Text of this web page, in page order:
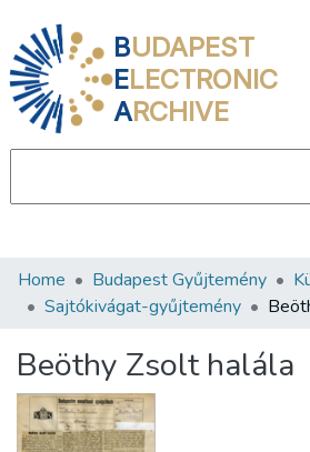
BUDAPEST
ELECTRONIC
ARCHIVE
Communities & Collections
Statistics
About us
Home Budapest Gyűjtemény
Sajtókivágat-gyűjtemény
Beöthy Zsolt halála